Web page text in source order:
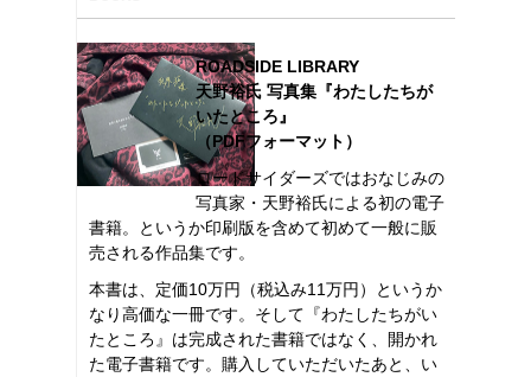
ROADSIDE LIBRARY
天野裕氏 写真集『わたしたちが
いたところ』
（PDFフォーマット）
ロードサイダーズではおなじみの
写真家・天野裕氏による初の電子
書籍。というか印刷版を含めて初めて一般に販
売される作品集です。
本書は、定価10万円（税込み11万円）というか
なり高価な一冊です。そして『わたしたちがい
たところ』は完成された書籍ではなく、開かれ
た電子書籍です。購入していただいたあと、い